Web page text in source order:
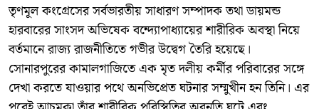
​তৃণমূল কংগ্রেসের সর্বভারতীয় সাধারণ সম্পাদক তথা ডায়মন্ড
হারবারের সাংসদ অভিষেক বন্দ্যোপাধ্যায়ের শারীরিক অবস্থা নিয়ে
বর্তমানে রাজ্য রাজনীতিতে গভীর উদ্বেগ তৈরি হয়েছে।
সোনারপুরের কামালগাজিতে এক মৃত দলীয় কর্মীর পরিবারের সঙ্গে
দেখা করতে যাওয়ার পথে অনভিপ্রেত ঘটনার সম্মুখীন হন তিনি। এর